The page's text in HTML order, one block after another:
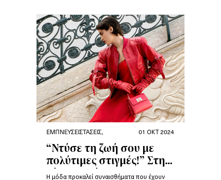
την καινοτομία και την καθημερινή άνεση. Το
Νew Balance 9060 είναι αφιερωμένο στην
κληρονομιά της μάρκας. Ανακαλύψτε τα best
sellers στα sneakers της τελευταίας σεζόν!
ΕΜΠΝΕΎΣΕΙΣ ,
ΤΆΣΕΙΣ 01 ΟΚΤ 2024
“Ντύσε τη ζωή σου με
πολύτιμες στιγμές!” Στη
νέα καμπάνια της
Η μόδα προκαλεί συναισθήματα που έχουν